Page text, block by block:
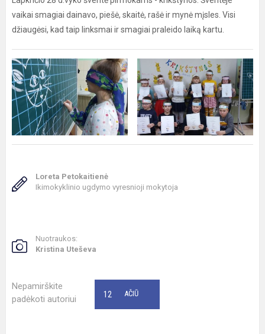
vaikai smagiai dainavo, piešė, skaitė, rašė ir mynė mįsles. Visi
džiaugėsi, kad taip linksmai ir smagiai praleido laiką kartu.
Loreta Petokaitienė
Ikimokyklinio ugdymo vyresnioji mokytoja
Nuotraukos:
Kristina Uteševa
Nepamirškite
padėkoti autoriui
AČIŪ
12